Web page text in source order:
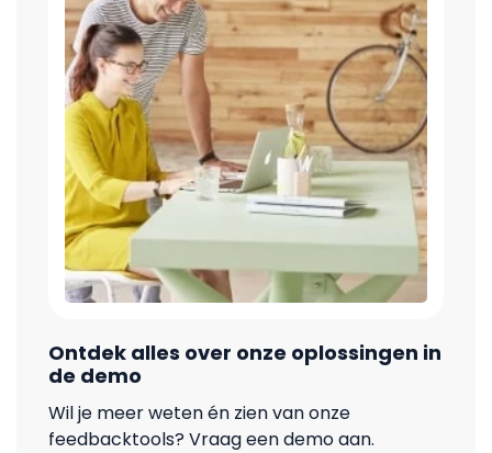
Ontdek alles over onze oplossingen in
de demo
Wil je meer weten én zien van onze
feedbacktools? Vraag een demo aan.